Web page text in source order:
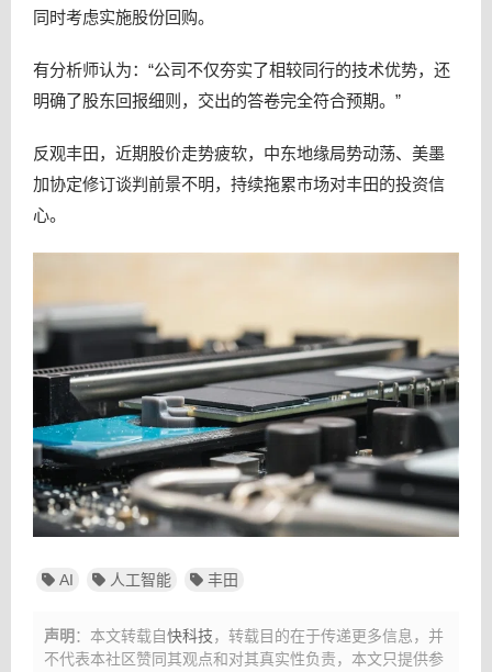
同时考虑实施股份回购。
有分析师认为：“公司不仅夯实了相较同行的技术优势，还
明确了股东回报细则，交出的答卷完全符合预期。”
反观丰田，近期股价走势疲软，中东地缘局势动荡、美墨
加协定修订谈判前景不明，持续拖累市场对丰田的投资信
心。
AI 人工智能 丰田
声明 ：本文转载自快科技，转载目的在于传递更多信息，并
不代表本社区赞同其观点和对其真实性负责，本文只提供参